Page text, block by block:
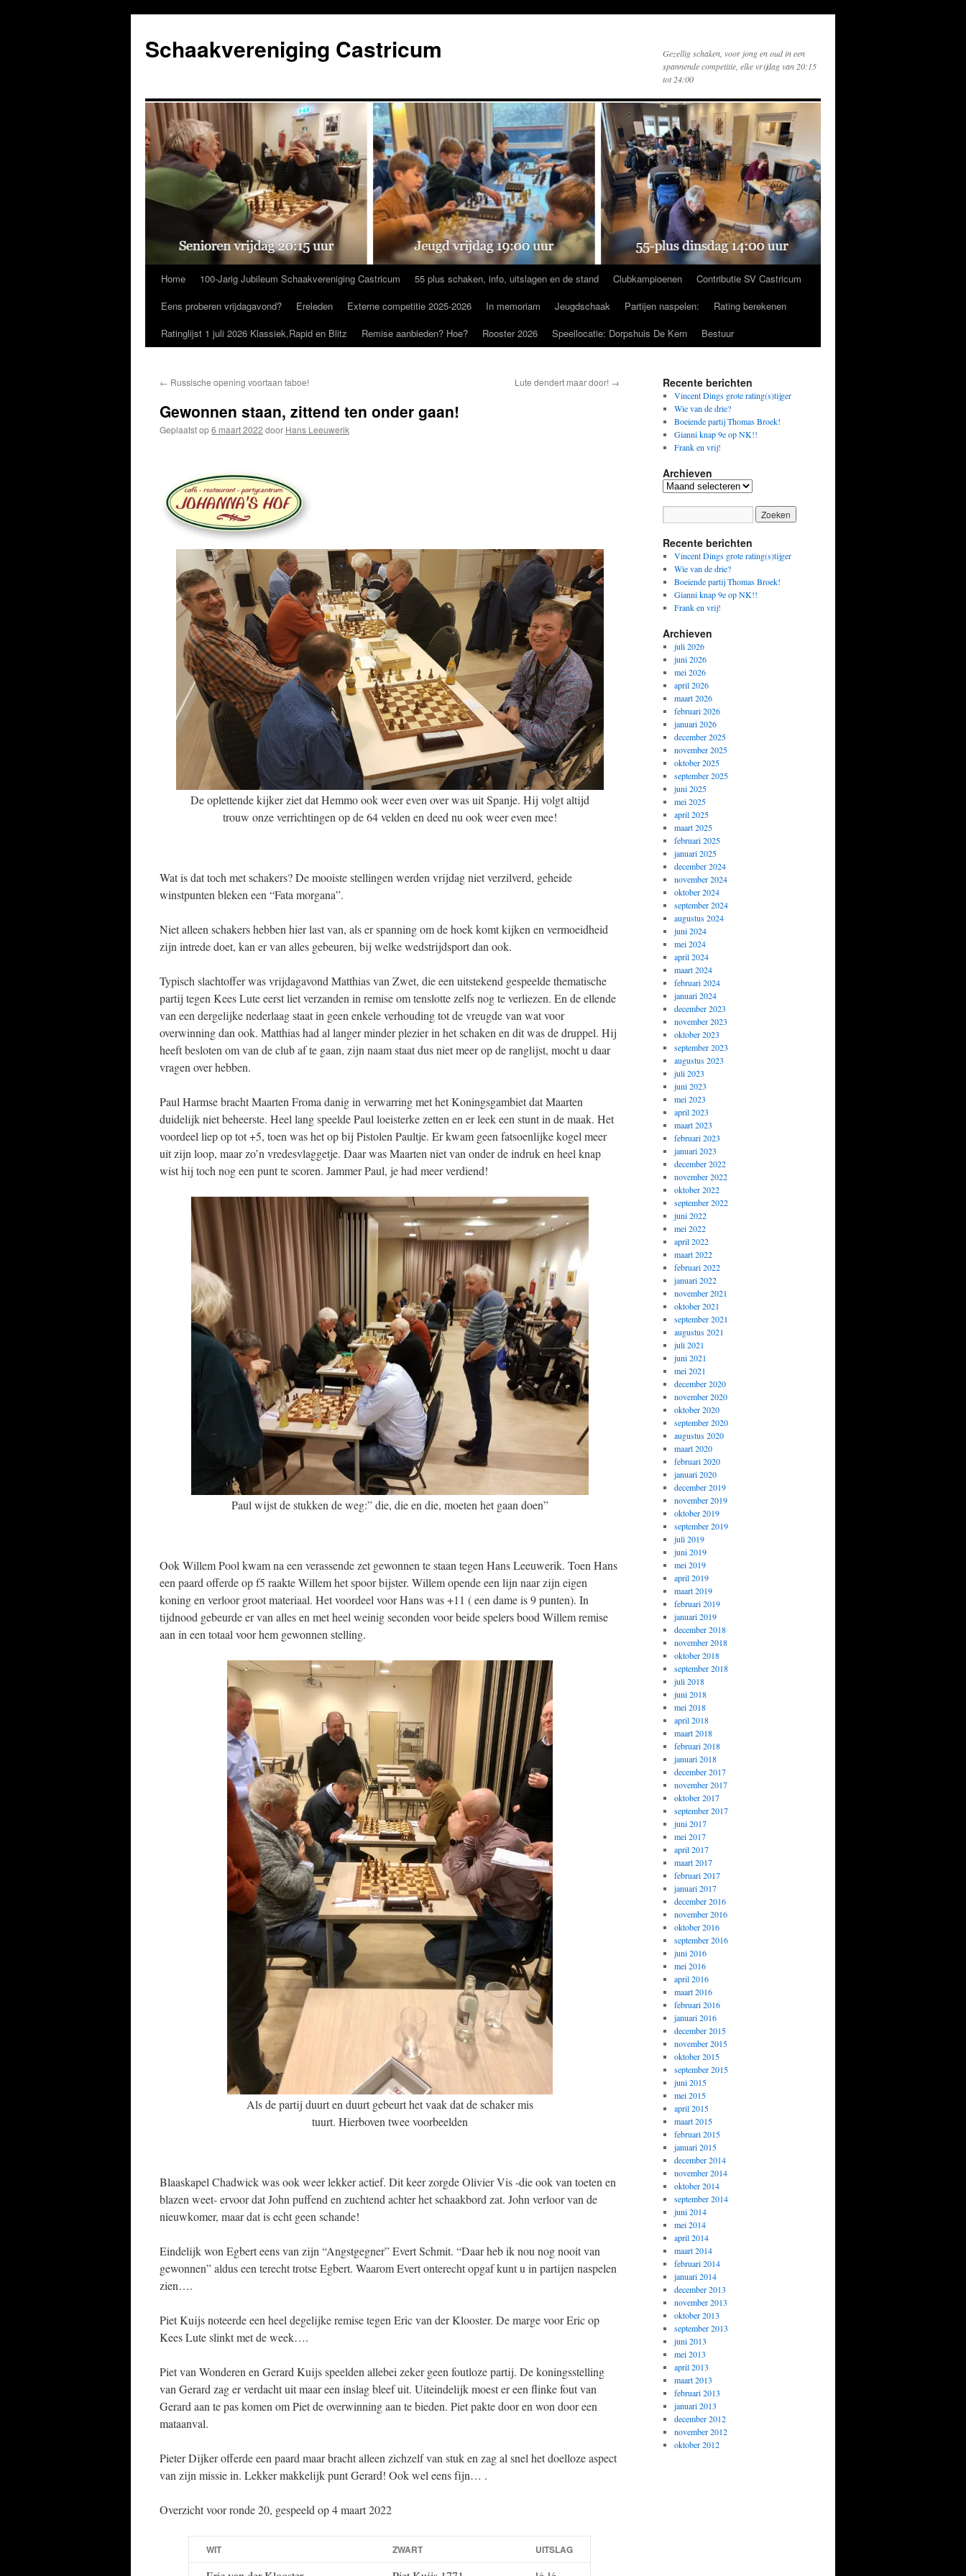
de
inhoud
Schaakvereniging Castricum
Gezellig schaken, voor jong en oud in een
spannende competitie, elke vrijdag van 20:15
tot 24:00
Home 100-Jarig Jubileum Schaakvereniging Castricum 55 plus schaken, info, uitslagen en de stand Clubkampioenen
Contributie SV Castricum
Eens proberen vrijdagavond?
Ereleden Externe competitie 2025-2026 In memoriam Jeugdschaak Partijen naspelen:
Rating berekenen
Ratinglijst 1 juli 2026 Klassiek,Rapid en Blitz
Remise aanbieden? Hoe? Rooster 2026 Speellocatie: Dorpshuis De Kern Bestuur
← Russische opening voortaan taboe! Lute dendert maar door! →
Gewonnen staan, zittend ten onder gaan!
Geplaatst op6 maart 2022 door Hans Leeuwerik
De oplettende kijker ziet dat Hemmo ook weer even over was uit Spanje. Hij volgt altijd
trouw onze verrichtingen op de 64 velden en deed nu ook weer even mee!
Wat is dat toch met schakers? De mooiste stellingen werden vrijdag niet verzilverd, geheide
winstpunten bleken een “Fata morgana”.
Niet alleen schakers hebben hier last van, als er spanning om de hoek komt kijken en vermoeidheid
zijn intrede doet, kan er van alles gebeuren, bij welke wedstrijdsport dan ook.
Typisch slachtoffer was vrijdagavond Matthias van Zwet, die een uitstekend gespeelde thematische
partij tegen Kees Lute eerst liet verzanden in remise om tenslotte zelfs nog te verliezen. En de ellende
van een dergelijke nederlaag staat in geen enkele verhouding tot de vreugde van wat voor
overwinning dan ook. Matthias had al langer minder plezier in het schaken en dit was de druppel. Hij
heeft besloten om van de club af te gaan, zijn naam staat dus niet meer op de ranglijst, mocht u daar
vragen over hebben.
Paul Harmse bracht Maarten Froma danig in verwarring met het Koningsgambiet dat Maarten
duidelijk niet beheerste. Heel lang speelde Paul loeisterke zetten en er leek een stunt in de maak. Het
voordeel liep op tot +5, toen was het op bij Pistolen Paultje. Er kwam geen fatsoenlijke kogel meer
uit zijn loop, maar zo’n vredesvlaggetje. Daar was Maarten niet van onder de indruk en heel knap
wist hij toch nog een punt te scoren. Jammer Paul, je had meer verdiend!
Paul wijst de stukken de weg:” die, die en die, moeten het gaan doen”
Ook Willem Pool kwam na een verassende zet gewonnen te staan tegen Hans Leeuwerik. Toen Hans
een paard offerde op f5 raakte Willem het spoor bijster. Willem opende een lijn naar zijn eigen
koning en verloor groot materiaal. Het voordeel voor Hans was +11 ( een dame is 9 punten). In
tijdnood gebeurde er van alles en met heel weinig seconden voor beide spelers bood Willem remise
aan in een totaal voor hem gewonnen stelling.
Als de partij duurt en duurt gebeurt het vaak dat de schaker mis
tuurt. Hierboven twee voorbeelden
Blaaskapel Chadwick was ook weer lekker actief. Dit keer zorgde Olivier Vis -die ook van toeten en
blazen weet- ervoor dat John puffend en zuchtend achter het schaakbord zat. John verloor van de
nieuwkomer, maar dat is echt geen schande!
Eindelijk won Egbert eens van zijn “Angstgegner” Evert Schmit. “Daar heb ik nou nog nooit van
gewonnen” aldus een terecht trotse Egbert. Waarom Evert onterecht opgaf kunt u in partijen naspelen
zien….
Piet Kuijs noteerde een heel degelijke remise tegen Eric van der Klooster. De marge voor Eric op
Kees Lute slinkt met de week….
Piet van Wonderen en Gerard Kuijs speelden allebei zeker geen foutloze partij. De koningsstelling
van Gerard zag er verdacht uit maar een inslag bleef uit. Uiteindelijk moest er een flinke fout van
Gerard aan te pas komen om Piet de overwinning aan te bieden. Piet pakte door en won door een
mataanval.
Pieter Dijker offerde een paard maar bracht alleen zichzelf van stuk en zag al snel het doelloze aspect
van zijn missie in. Lekker makkelijk punt Gerard! Ook wel eens fijn… .
Overzicht voor ronde 20, gespeeld op 4 maart 2022
WIT ZWART UITSLAG
Recente berichten
Vincent Dings grote rating(s)tijger
Wie van de drie?
Boeiende partij Thomas Broek!
Gianni knap 9e op NK!!
Frank en vrij!
Archieven
Archieven
Recente berichten
Vincent Dings grote rating(s)tijger
Wie van de drie?
Boeiende partij Thomas Broek!
Gianni knap 9e op NK!!
Frank en vrij!
Archieven
juli 2026
juni 2026
mei 2026
april 2026
maart 2026
februari 2026
januari 2026
december 2025
november 2025
oktober 2025
september 2025
juni 2025
mei 2025
april 2025
maart 2025
februari 2025
januari 2025
december 2024
november 2024
oktober 2024
september 2024
augustus 2024
juni 2024
mei 2024
april 2024
maart 2024
februari 2024
januari 2024
december 2023
november 2023
oktober 2023
september 2023
augustus 2023
juli 2023
juni 2023
mei 2023
april 2023
maart 2023
februari 2023
januari 2023
december 2022
november 2022
oktober 2022
september 2022
juni 2022
mei 2022
april 2022
maart 2022
februari 2022
januari 2022
november 2021
oktober 2021
september 2021
augustus 2021
juli 2021
juni 2021
mei 2021
december 2020
november 2020
oktober 2020
september 2020
augustus 2020
maart 2020
februari 2020
januari 2020
december 2019
november 2019
oktober 2019
september 2019
juli 2019
juni 2019
mei 2019
april 2019
maart 2019
februari 2019
januari 2019
december 2018
november 2018
oktober 2018
september 2018
juli 2018
juni 2018
mei 2018
april 2018
maart 2018
februari 2018
januari 2018
december 2017
november 2017
oktober 2017
september 2017
juni 2017
mei 2017
april 2017
maart 2017
februari 2017
januari 2017
december 2016
november 2016
oktober 2016
september 2016
juni 2016
mei 2016
april 2016
maart 2016
februari 2016
januari 2016
december 2015
november 2015
oktober 2015
september 2015
juni 2015
mei 2015
april 2015
maart 2015
februari 2015
januari 2015
december 2014
november 2014
oktober 2014
september 2014
juni 2014
mei 2014
april 2014
maart 2014
februari 2014
januari 2014
december 2013
november 2013
oktober 2013
september 2013
juni 2013
mei 2013
april 2013
maart 2013
februari 2013
januari 2013
december 2012
november 2012
oktober 2012